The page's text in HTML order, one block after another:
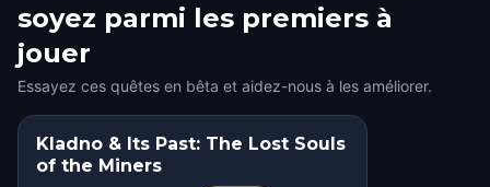
soyez parmi les premiers à
jouer
Essayez ces quêtes en bêta et aidez-nous à les améliorer.
STEP INTO THE STORY
Kladno & Its Past: The Lost Souls
of the Miners